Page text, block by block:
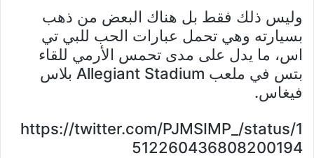
وليس ذلك فقط بل هناك البعض من ذهب
بسيارته وهي تحمل عبارات الحب للبي تي
اس، ما يدل على مدى تحمس الأرمي للقاء
بتس في ملعب Allegiant Stadium بلاس
فيغاس.
https://twitter.com/PJMSIMP_/status/1
512260436808200194